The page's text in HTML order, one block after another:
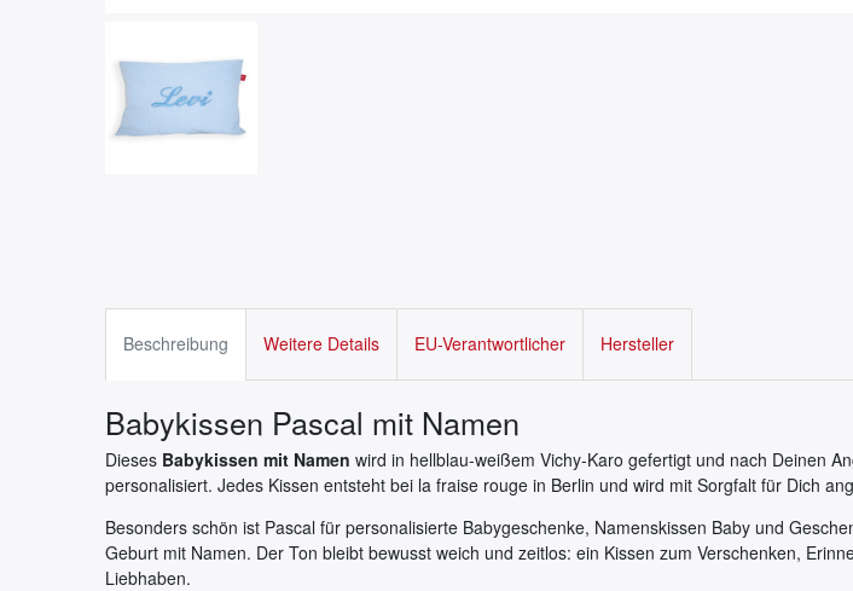
Beschreibung Weitere Details EU-Verantwortlicher Hersteller
Babykissen Pascal mit Namen
Dieses Babykissen mit Namen wird in hellblau-weißem Vichy-Karo gefertigt und nach Deinen
personalisiert. Jedes Kissen entsteht bei la fraise rouge in Berlin und wird mit Sorgfalt für Dich
Besonders schön ist Pascal für personalisierte Babygeschenke, Namenskissen Baby und
Geburt mit Namen. Der Ton bleibt bewusst weich und zeitlos: ein Kissen zum Verschenken,
Liebhaben.